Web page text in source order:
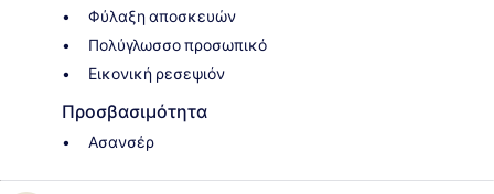
Φύλαξη αποσκευών
Πολύγλωσσο προσωπικό
Εικονική ρεσεψιόν
Προσβασιμότητα
Ασανσέρ